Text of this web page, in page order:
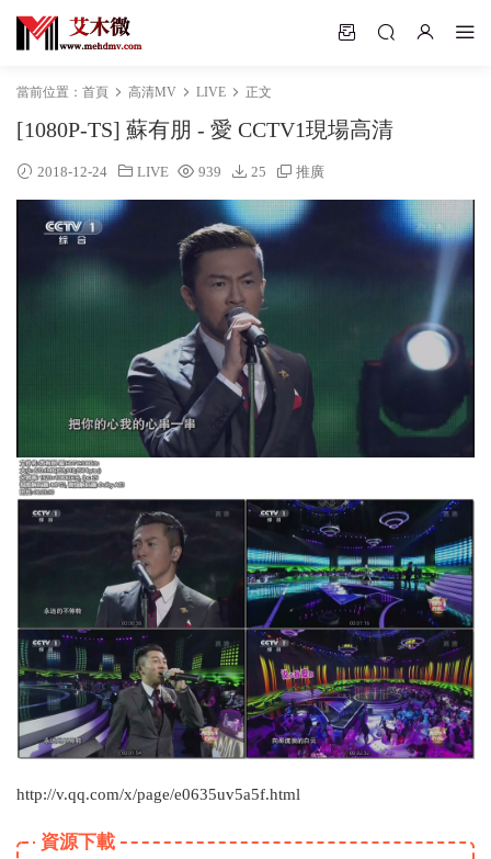
當前位置： 首頁 高清MV LIVE 正文
[1080P-TS] 蘇有朋 - 愛 CCTV1現場高清
2018-12-24 LIVE 939 25 推廣
http://v.qq.com/x/page/e0635uv5a5f.html
資源下載